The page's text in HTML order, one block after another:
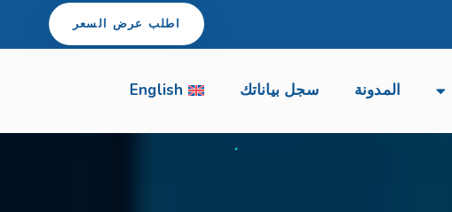
اطلب عرض السعر
المدونة سجل بياناتك English